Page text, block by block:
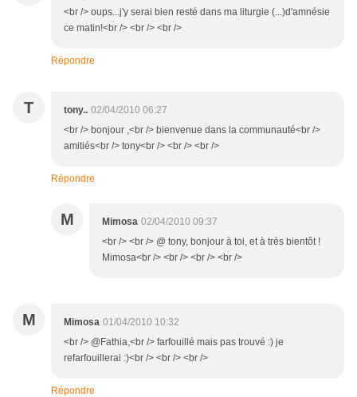
<br /> oups...j'y serai bien resté dans ma liturgie (...)d'amnésie
ce matin!<br /> <br /> <br />
Répondre
T tony.. 02/04/2010 06:27
<br /> bonjour ,<br /> bienvenue dans la communauté<br />
amitiés<br /> tony<br /> <br /> <br />
Répondre
M Mimosa 02/04/2010 09:37
<br /> <br /> @ tony, bonjour à toi, et à très bientôt !
Mimosa<br /> <br /> <br /> <br />
M Mimosa 01/04/2010 10:32
<br /> @Fathia,<br /> farfouillé mais pas trouvé :) je
refarfouillerai :)<br /> <br /> <br />
Répondre